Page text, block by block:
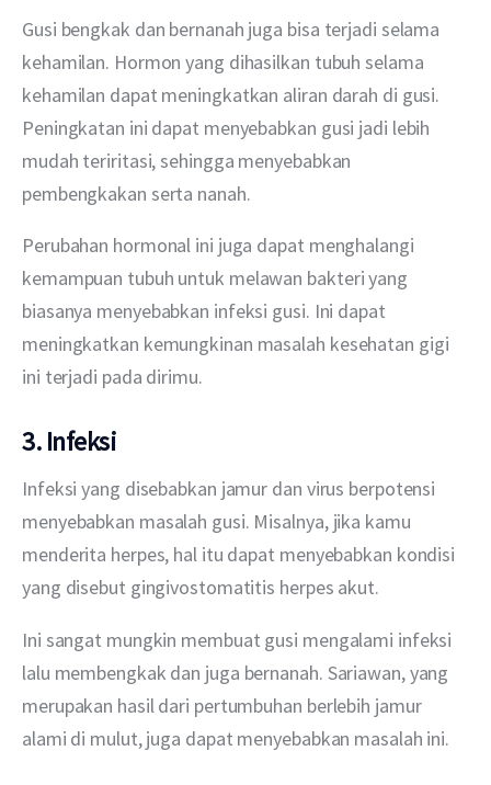
Gusi bengkak dan bernanah juga bisa terjadi selama
kehamilan. Hormon yang dihasilkan tubuh selama
kehamilan dapat meningkatkan aliran darah di gusi.
Peningkatan ini dapat menyebabkan gusi jadi lebih
mudah teriritasi, sehingga menyebabkan
pembengkakan serta nanah.
Perubahan hormonal ini juga dapat menghalangi
kemampuan tubuh untuk melawan bakteri yang
biasanya menyebabkan infeksi gusi. Ini dapat
meningkatkan kemungkinan masalah kesehatan gigi
ini terjadi pada dirimu.
3. Infeksi
Infeksi yang disebabkan jamur dan virus berpotensi
menyebabkan masalah gusi. Misalnya, jika kamu
menderita herpes, hal itu dapat menyebabkan kondisi
yang disebut gingivostomatitis herpes akut.
Ini sangat mungkin membuat gusi mengalami infeksi
lalu membengkak dan juga bernanah. Sariawan, yang
merupakan hasil dari pertumbuhan berlebih jamur
alami di mulut, juga dapat menyebabkan masalah ini.